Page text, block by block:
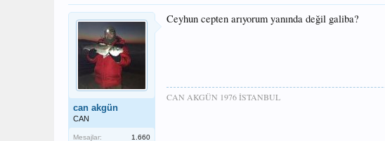
can akgün
CAN
Mesajlar:
1.660
Ceyhun cepten arıyorum yanında değil galiba?
CAN AKGÜN 1976 İSTANBUL